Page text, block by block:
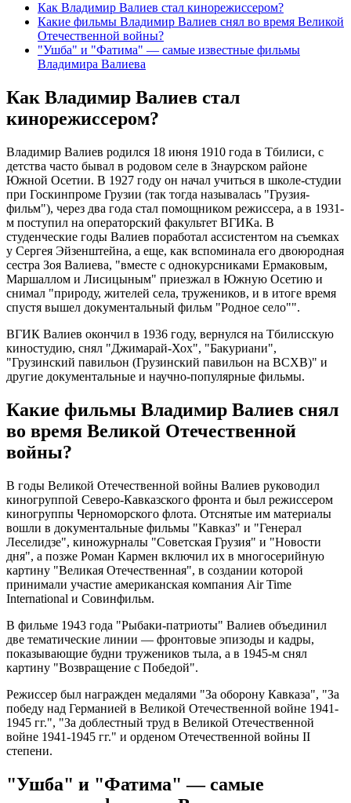
Как Владимир Валиев стал кинорежиссером?
Какие фильмы Владимир Валиев снял во время Великой
Отечественной войны?
"Ушба" и "Фатима" — самые известные фильмы
Владимира Валиева
Как Владимир Валиев стал
кинорежиссером?
Владимир Валиев родился 18 июня 1910 года в Тбилиси, с
детства часто бывал в родовом селе в Знаурском районе
Южной Осетии. В 1927 году он начал учиться в школе-студии
при Госкинпроме Грузии (так тогда называлась "Грузия-
фильм"), через два года стал помощником режиссера, а в 1931-
м поступил на операторский факультет ВГИКа. В
студенческие годы Валиев поработал ассистентом на съемках
у Сергея Эйзенштейна, а еще, как вспоминала его двоюродная
сестра Зоя Валиева, "вместе с однокурсниками Ермаковым,
Маршаллом и Лисицыным" приезжал в Южную Осетию и
снимал "природу, жителей села, тружеников, и в итоге время
спустя вышел документальный фильм "Родное село"".
ВГИК Валиев окончил в 1936 году, вернулся на Тбилисскую
киностудию, снял "Джимарай-Хох", "Бакуриани",
"Грузинский павильон (Грузинский павильон на ВСХВ)" и
другие документальные и научно-популярные фильмы.
Какие фильмы Владимир Валиев снял
во время Великой Отечественной
войны?
В годы Великой Отечественной войны Валиев руководил
киногруппой Северо-Кавказского фронта и был режиссером
киногруппы Черноморского флота. Отснятые им материалы
вошли в документальные фильмы "Кавказ" и "Генерал
Леселидзе", киножурналы "Советская Грузия" и "Новости
дня", а позже Роман Кармен включил их в многосерийную
картину "Великая Отечественная", в создании которой
принимали участие американская компания Air Time
International и Совинфильм.
В фильме 1943 года "Рыбаки-патриоты" Валиев объединил
две тематические линии — фронтовые эпизоды и кадры,
показывающие будни тружеников тыла, а в 1945-м снял
картину "Возвращение с Победой".
Режиссер был награжден медалями "За оборону Кавказа", "За
победу над Германией в Великой Отечественной войне 1941-
1945 гг.", "За доблестный труд в Великой Отечественной
войне 1941-1945 гг." и орденом Отечественной войны II
степени.
"Ушба" и "Фатима" — самые